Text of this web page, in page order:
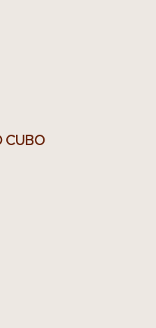
CUBO